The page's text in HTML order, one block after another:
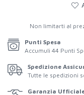
Non limitarti al
Punti Spesa
Accumuli 44 Punti
Spedizione
Tutte le spedizioni
Garanzia